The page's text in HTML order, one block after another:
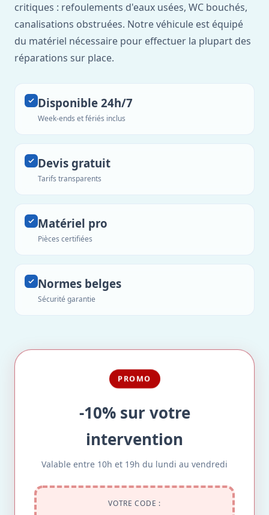
critiques : refoulements d'eaux usées, WC bouchés,
canalisations obstruées. Notre véhicule est équipé
du matériel nécessaire pour effectuer la plupart des
réparations sur place.
Disponible 24h/7
Week-ends et fériés inclus
Devis gratuit
Tarifs transparents
Matériel pro
Pièces certifiées
Normes belges
Sécurité garantie
PROMO
-10% sur votre
intervention
Valable entre 10h et 19h du lundi au vendredi
VOTRE CODE :